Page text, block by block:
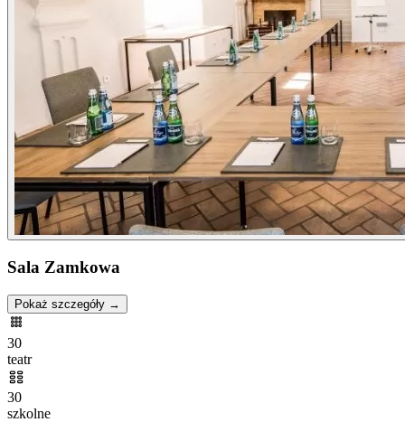
Sala Zamkowa
Pokaż szczegóły →
30
teatr
30
szkolne